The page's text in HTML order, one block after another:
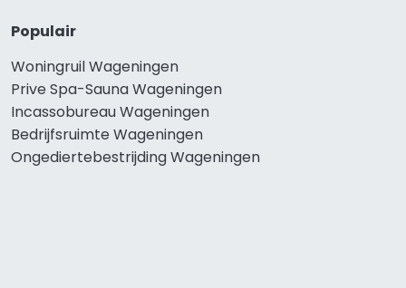
Populair
Woningruil Wageningen
Prive Spa-Sauna Wageningen
Incassobureau Wageningen
Bedrijfsruimte Wageningen
Ongediertebestrijding Wageningen